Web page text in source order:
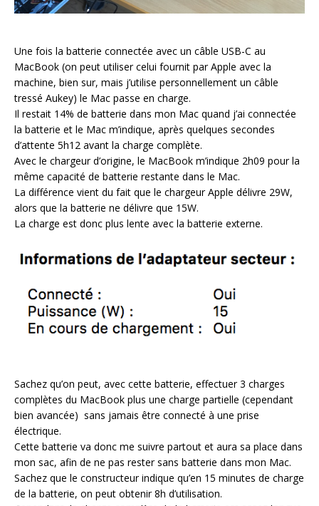
Une fois la batterie connectée avec un câble USB-C au
MacBook (on peut utiliser celui fournit par Apple avec la
machine, bien sur, mais j’utilise personnellement un câble
tressé Aukey) le Mac passe en charge.
Il restait 14% de batterie dans mon Mac quand j’ai connectée
la batterie et le Mac m’indique, après quelques secondes
d’attente 5h12 avant la charge complète.
Avec le chargeur d’origine, le MacBook m’indique 2h09 pour la
même capacité de batterie restante dans le Mac.
La différence vient du fait que le chargeur Apple délivre 29W,
alors que la batterie ne délivre que 15W.
La charge est donc plus lente avec la batterie externe.
Sachez qu’on peut, avec cette batterie, effectuer 3 charges
complètes du MacBook plus une charge partielle (cependant
bien avancée) sans jamais être connecté à une prise
électrique.
Cette batterie va donc me suivre partout et aura sa place dans
mon sac, afin de ne pas rester sans batterie dans mon Mac.
Sachez que le constructeur indique qu’en 15 minutes de charge
de la batterie, on peut obtenir 8h d’utilisation.